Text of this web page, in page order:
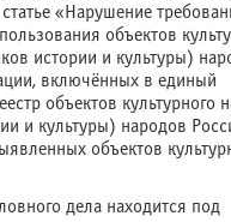
«Нарушение
объектов
истории и культуры)
включённых в единый
объектов культурного
и культуры) народов
объектов
дела находится под